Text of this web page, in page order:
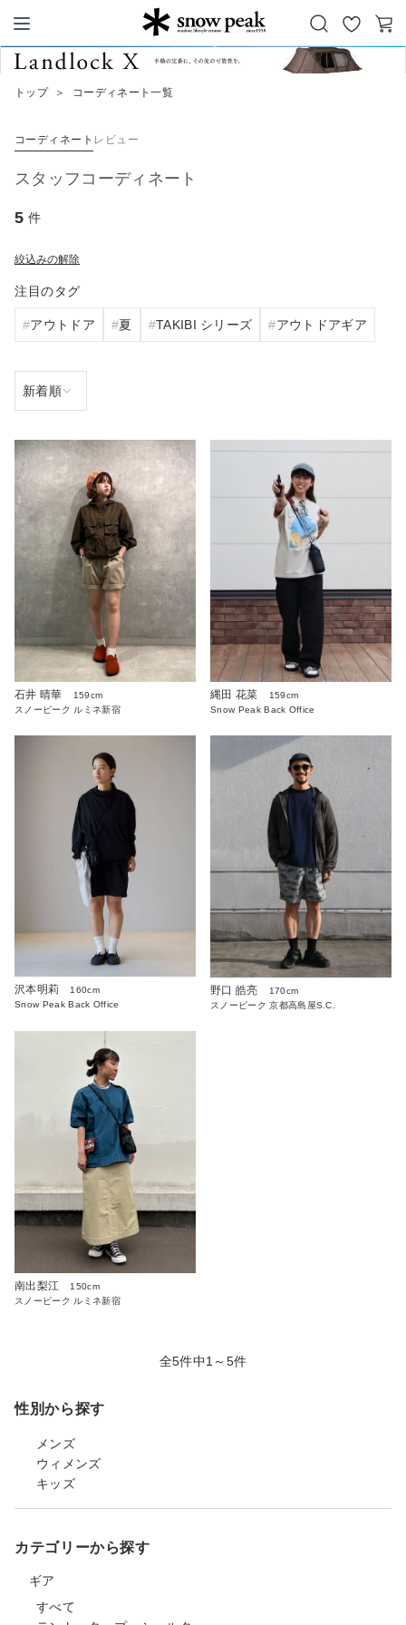
Snow Peak
お
気
カ
トップ ＞ コーディネート一覧
コーディネート レビュー
スタッフコーディネート
5 件
絞込みの解除
注目のタグ
アウトドア 夏 TAKIBI シリーズ アウトドアギア
石井 晴華
159cm
スノーピーク ルミネ新宿
縄田 花菜
159cm
Snow Peak Back Office
沢本明莉
160cm
Snow Peak Back Office
野口 皓亮
170cm
スノーピーク 京都高島屋S.C.
南出梨江
150cm
スノーピーク ルミネ新宿
全5件中1～5件
性別から探す
メンズ
ウィメンズ
キッズ
カテゴリーから探す
ギア
すべて